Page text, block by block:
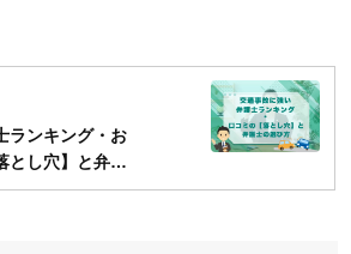
ランキング・お
とし穴】と弁護